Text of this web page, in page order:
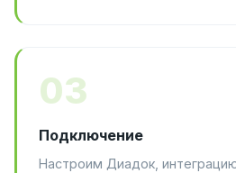
03
Подключение
Настроим Диадок,